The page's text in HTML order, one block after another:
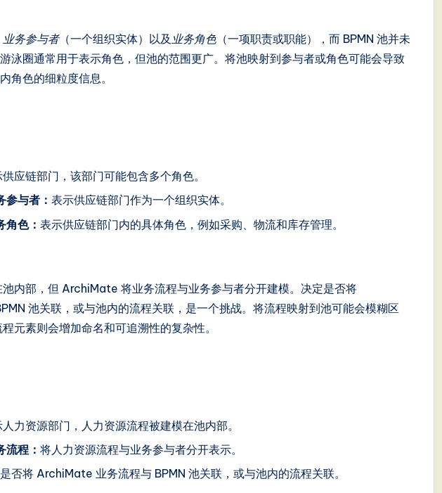
业务参与者（一个组织实体）以及 业务角色 （一项职责或职能），而 BPMN 池并未
泳圈通常用于表示角色，但池的范围更广。将池映射到参与者或角色可能会导致
角色的细粒度信息。
应链部门，该部门可能包含多个角色。
与者： 表示供应链部门作为一个组织实体。
色： 表示供应链部门内的具体角色，例如采购、物流和库存管理。
池内部，但 ArchiMate 将业务流程与业务参与者分开建模。决定是否将
池关联，或与池内的流程关联，是一个挑战。将流程映射到池可能会模糊区
元素则会增加命名和可追溯性的复杂性。
力资源部门，人力资源流程被建模在池内部。
程： 将人力资源流程与业务参与者分开表示。
否将 ArchiMate 业务流程与 BPMN 池关联，或与池内的流程关联。